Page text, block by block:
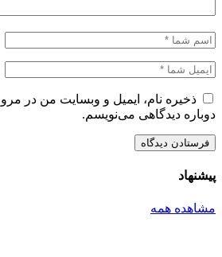
نام، ایمیل و وبسایت من در مرورگر
دیدگاهی می‌نویسم.
همه